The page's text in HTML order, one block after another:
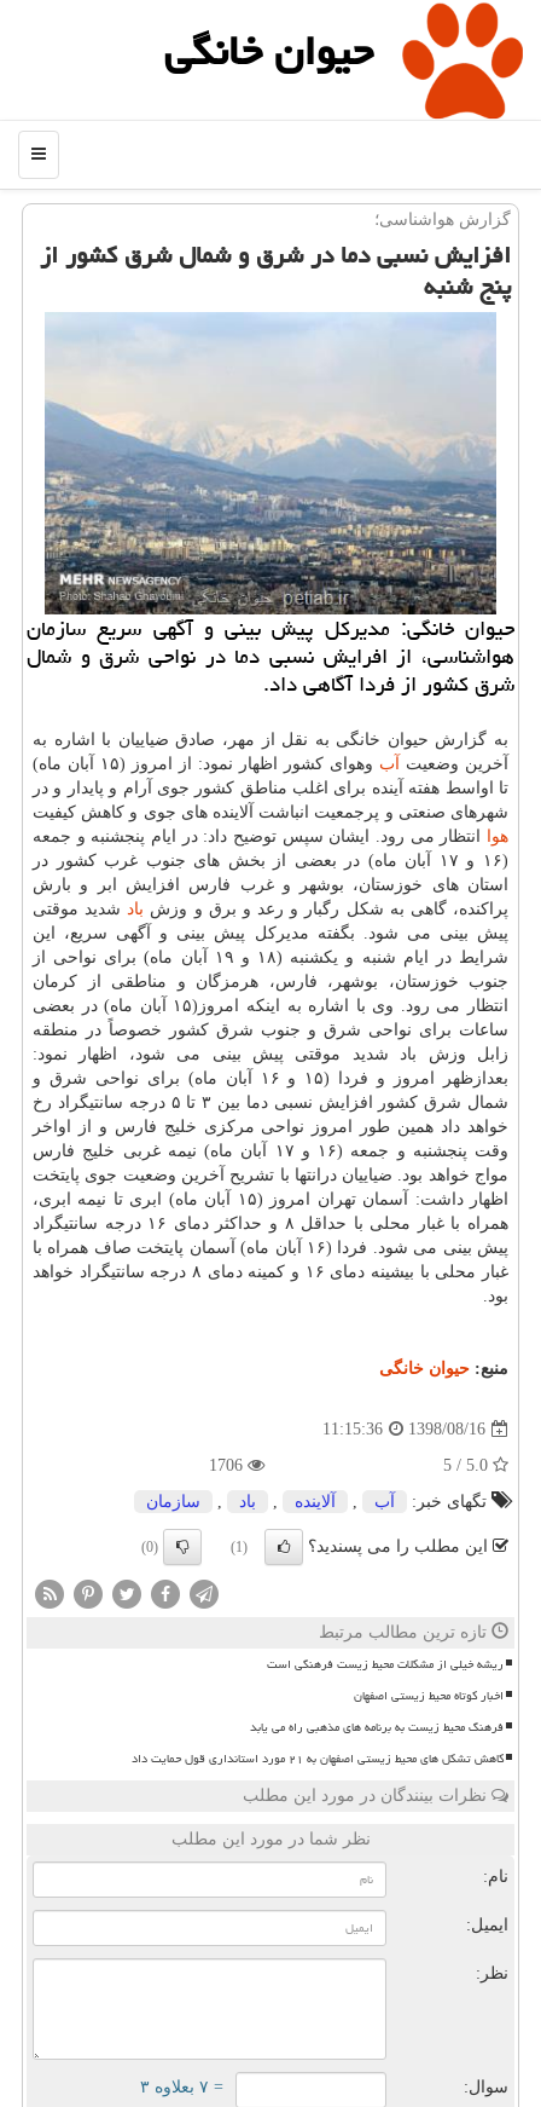
حیوان خانگی
منو
گزارش هواشناسی؛
افزایش نسبی دما در شرق و شمال شرق كشور از
پنج شنبه
حیوان خانگی: مدیركل پیش بینی و آگهی سریع سازمان
هواشناسی، از افرایش نسبی دما در نواحی شرق و شمال
شرق كشور از فردا آگاهی داد.
به گزارش حیوان خانگی به نقل از مهر، صادق ضیاییان با اشاره به
آخرین وضعیت آب
وهوای كشور اظهار نمود: از امروز (۱۵ آبان ماه)
تا اواسط هفته آینده برای اغلب مناطق كشور جوی آرام و پایدار و در
شهرهای صنعتی و پرجمعیت انباشت آلاینده های جوی و كاهش كیفیت
هوا انتظار می رود. ایشان سپس توضیح داد: در ایام پنجشنبه و جمعه
(۱۶ و ۱۷ آبان ماه) در بعضی از بخش های جنوب غرب كشور در
استان های خوزستان، بوشهر و غرب فارس افزایش ابر و بارش
پراكنده، گاهی به شكل رگبار و رعد و برق و وزش باد شدید موقتی
پیش بینی می شود. بگفته مدیركل پیش بینی و آگهی سریع، این
شرایط در ایام شنبه و یكشنبه (۱۸ و ۱۹ آبان ماه) برای نواحی از
جنوب خوزستان، بوشهر، فارس، هرمزگان و مناطقی از كرمان
انتظار می رود. وی با اشاره به اینكه امروز(۱۵ آبان ماه) در بعضی
ساعات برای نواحی شرق و جنوب شرق كشور خصوصاً در منطقه
زابل وزش باد شدید موقتی پیش بینی می شود، اظهار نمود:
بعدازظهر امروز و فردا (۱۵ و ۱۶ آبان ماه) برای نواحی شرق و
شمال شرق كشور افزایش نسبی دما بین ۳ تا ۵ درجه سانتیگراد رخ
خواهد داد همین طور امروز نواحی مركزی خلیج فارس و از اواخر
وقت پنجشنبه و جمعه (۱۶ و ۱۷ آبان ماه) نیمه غربی خلیج فارس
مواج خواهد بود. ضیاییان درانتها با تشریح آخرین وضعیت جوی پایتخت
اظهار داشت: آسمان تهران امروز (۱۵ آبان ماه) ابری تا نیمه ابری،
همراه با غبار محلی با حداقل ۸ و حداكثر دمای ۱۶ درجه سانتیگراد
پیش بینی می شود. فردا (۱۶ آبان ماه) آسمان پایتخت صاف همراه با
غبار محلی با بیشینه دمای ۱۶ و كمینه دمای ۸ درجه سانتیگراد خواهد
بود.
منبع: حیوان خانگی
1398/08/16
11:15:36
تگهای خبر:
آب , آلاینده , باد , سازمان
این مطلب را می پسندید؟ (1)
(0)
تازه ترین مطالب مرتبط
ریشه خیلی از مشکلات محیط زیست فرهنگی است
اخبار کوتاه محیط زیستی اصفهان
فرهنگ محیط زیست به برنامه های مذهبی راه می یابد
کاهش تشکل های محیط زیستی اصفهان به ۲۱ مورد استانداری قول حمایت داد
نظرات بینندگان در مورد این مطلب
نظر شما در مورد این مطلب
نام:
ایمیل:
نظر:
سوال: = ۷ بعلاوه ۳